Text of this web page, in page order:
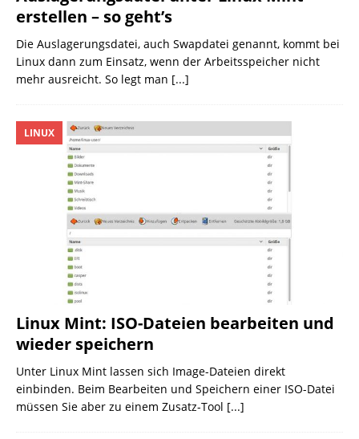
erstellen – so geht’s
Die Auslagerungsdatei, auch Swapdatei genannt, kommt bei
Linux dann zum Einsatz, wenn der Arbeitsspeicher nicht
mehr ausreicht. So legt man [...]
Linux Mint: ISO-Dateien bearbeiten und
wieder speichern
LINUX
Unter Linux Mint lassen sich Image-Dateien direkt
einbinden. Beim Bearbeiten und Speichern einer ISO-Datei
müssen Sie aber zu einem Zusatz-Tool [...]